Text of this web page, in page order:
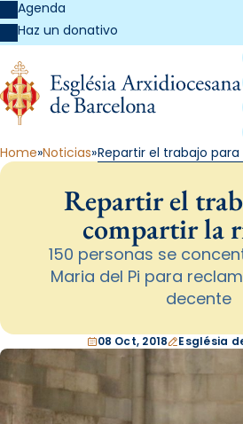
Agenda
Haz un donativo
Home Noticias Repartir el trabajo
Repartir el
compartir la
150 personas se
Maria del Pi para
decente
08 Oct, 2018 Església